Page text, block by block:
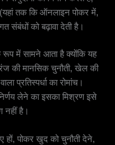
तक कि ऑनलाइन पोकर में,
संबंधों को बढ़ावा देती है।
रूप में सामने आता है क्योंकि यह
की मानसिक चुनौती, खेल की
प्रतिस्पर्धा का रोमांच।
लेने का इसका मिश्रण इसे
नहीं है।
हों, पोकर खुद को चुनौती देने,